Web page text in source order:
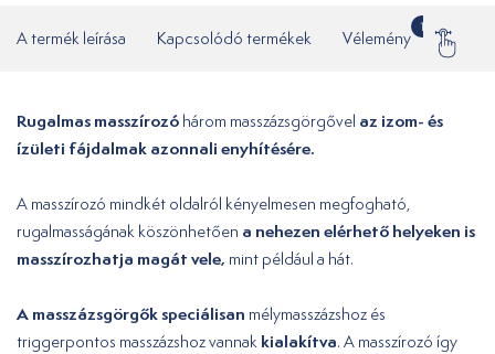
A termék leírása Kapcsolódó termékek Vélemény
1
Rugalmas masszírozó három masszázsgörgővel az izom- és
ízületi fájdalmak azonnali enyhítésére.
A masszírozó mindkét oldalról kényelmesen megfogható,
rugalmasságának köszönhetően a nehezen elérhető helyeken is
masszírozhatja magát vele, mint például a hát.
A masszázsgörgők speciálisan mélymasszázshoz és
triggerpontos masszázshoz vannak kialakítva. A masszírozó így